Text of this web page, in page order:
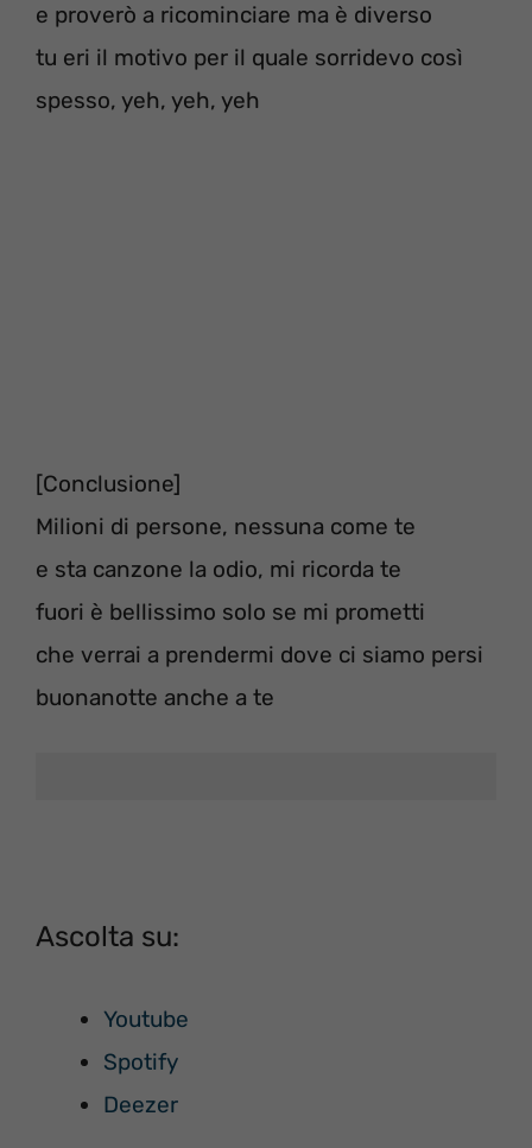
e proverò a ricominciare ma è diverso
tu eri il motivo per il quale sorridevo così
spesso, yeh, yeh, yeh
[Conclusione]
Milioni di persone, nessuna come te
e sta canzone la odio, mi ricorda te
fuori è bellissimo solo se mi prometti
che verrai a prendermi dove ci siamo persi
buonanotte anche a te
Ascolta su:
Youtube
Spotify
Deezer